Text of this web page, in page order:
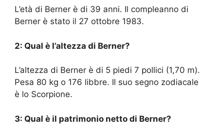
L’età di Berner è di 39 anni. Il compleanno di
Berner è stato il 27 ottobre 1983.
2: Qual è l’altezza di Berner?
L’altezza di Berner è di 5 piedi 7 pollici (1,70 m).
Pesa 80 kg o 176 libbre. Il suo segno zodiacale
è lo Scorpione.
3: Qual è il patrimonio netto di Berner?